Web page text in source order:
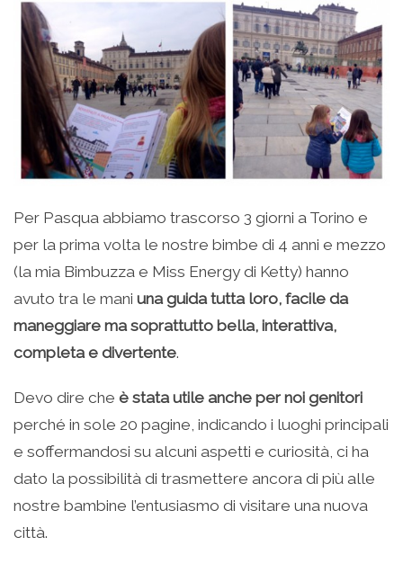
Per Pasqua abbiamo trascorso 3 giorni a Torino e
per la prima volta le nostre bimbe di 4 anni e mezzo
(la mia Bimbuzza e Miss Energy di Ketty) hanno
avuto tra le mani una guida tutta loro, facile da
maneggiare ma soprattutto bella, interattiva,
completa e divertente.
Devo dire che è stata utile anche per noi genitori
perché in sole 20 pagine, indicando i luoghi principali
e soffermandosi su alcuni aspetti e curiosità, ci ha
dato la possibilità di trasmettere ancora di più alle
nostre bambine l’entusiasmo di visitare una nuova
città.